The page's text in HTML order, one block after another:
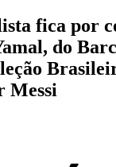
fica por
do
Messi